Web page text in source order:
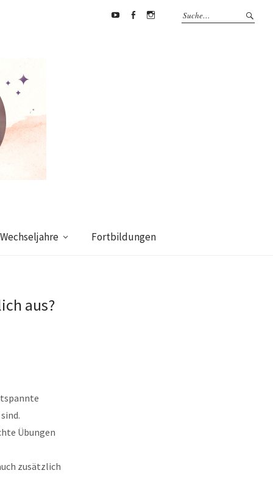
Wechseljahre Fortbildungen
aus?
Übungen
zusätzlich